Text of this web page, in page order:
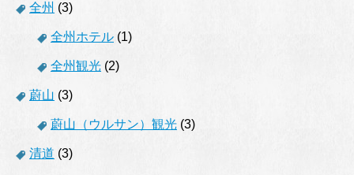
全州 (3)
全州ホテル (1)
全州観光 (2)
蔚山 (3)
蔚山（ウルサン）観光 (3)
清道 (3)